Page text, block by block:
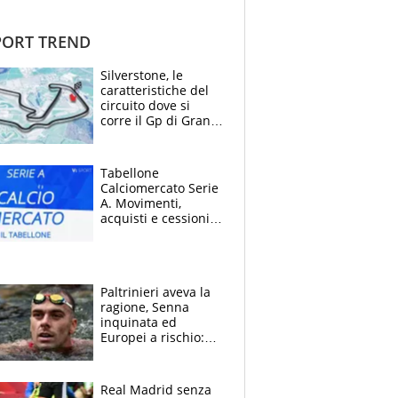
TREND
Silverstone, le
caratteristiche del
circuito dove si
corre il Gp di Gran
Tabellone
Calciomercato Serie
A. Movimenti,
acquisti e cessioni:
Paltrinieri aveva la
ragione, Senna
inquinata ed
Europei a rischio:
adesso
Real Madrid senza